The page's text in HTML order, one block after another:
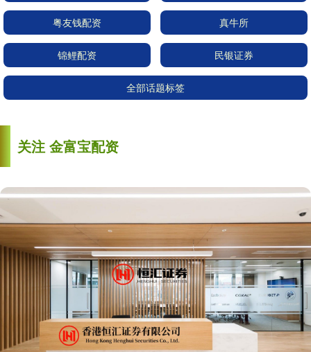
粤友钱配资 真牛所
锦鲤配资 民银证券
全部话题标签
关注 金富宝配资